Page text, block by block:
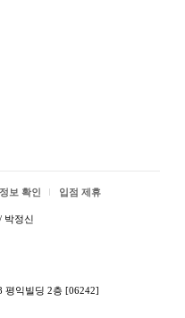
보 확인 입점 제휴
박정신
평익빌딩 2층 [06242]